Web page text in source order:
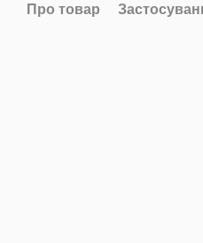
Про товар